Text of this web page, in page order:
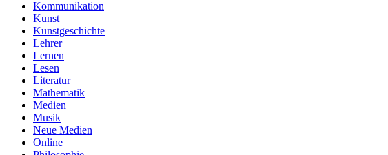
Kommunikation
Kunst
Kunstgeschichte
Lehrer
Lernen
Lesen
Literatur
Mathematik
Medien
Musik
Neue Medien
Online